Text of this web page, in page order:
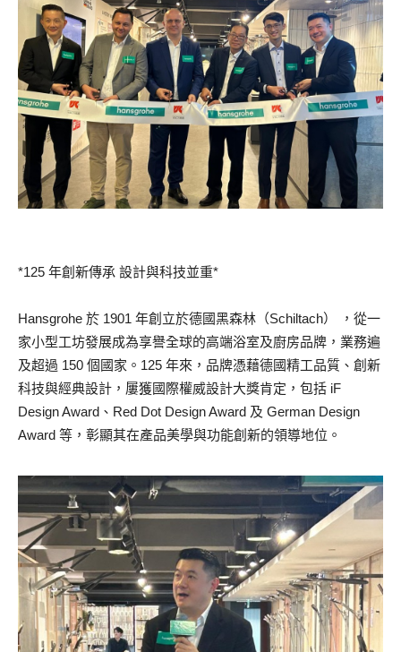
*125 年創新傳承 設計與科技並重*
Hansgrohe 於 1901 年創立於德國黑森林（Schiltach） ，從一
家小型工坊發展成為享譽全球的高端浴室及廚房品牌，業務遍
及超過 150 個國家。125 年來，品牌憑藉德國精工品質、創新
科技與經典設計，屢獲國際權威設計大獎肯定，包括 iF
Design Award、Red Dot Design Award 及 German Design
Award 等，彰顯其在產品美學與功能創新的領導地位。